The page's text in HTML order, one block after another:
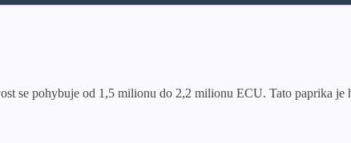
se pohybuje od 1,5 milionu do 2,2 milionu ECU. Tato paprika